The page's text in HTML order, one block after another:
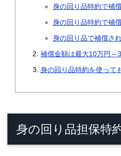
身の回り品特約で補
身の回り品特約で補
身の回り品で補償さ
補償金額は最大10万円～
身の回り品特約を使って
身の回り品担保特